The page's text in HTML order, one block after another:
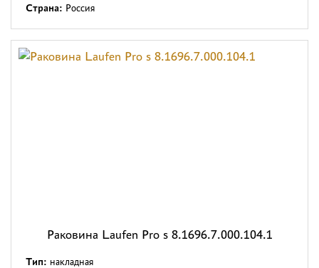
Страна: Россия
Раковина Laufen Pro s 8.1696.7.000.104.1
Тип: накладная